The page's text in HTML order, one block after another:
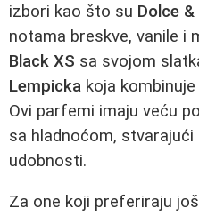
izbori kao što su Dolce &
notama breskve, vanile i
Black XS sa svojom
Lempicka koja
Ovi parfemi imaju veću
sa hladnoćom,
udobnosti.
Za one koji preferiraju